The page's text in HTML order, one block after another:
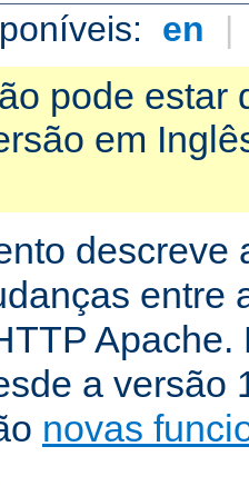
en |
pode estar
em
descreve
entre
Apache.
a versão
novas